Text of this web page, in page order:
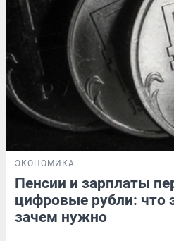
ЭКОНОМИКА
Пенсии и зарплаты
цифровые рубли: что
зачем нужно